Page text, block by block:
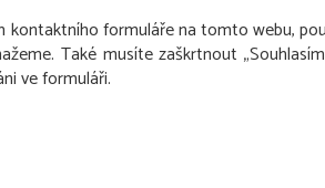
formuláře na tomto webu,
Také musíte zaškrtnout
ve formuláři.